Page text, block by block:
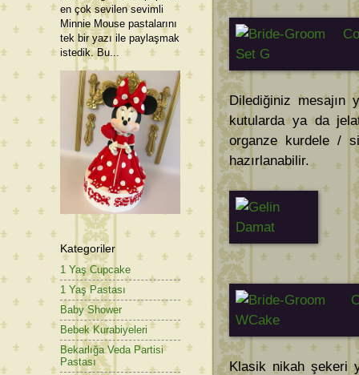
Dilediğiniz mesajın
kutularda ya da
organze kurdele /
hazırlanabilir.
Klasik nikah şekeri
en çok sevilen sevimli
Minnie Mouse pastalarını
tek bir yazı ile paylaşmak
istedik. Bu...
Kategoriler
1 Yaş Cupcake
1 Yaş Pastası
Baby Shower
Bebek Kurabiyeleri
Bekarlığa Veda Partisi
Pastası